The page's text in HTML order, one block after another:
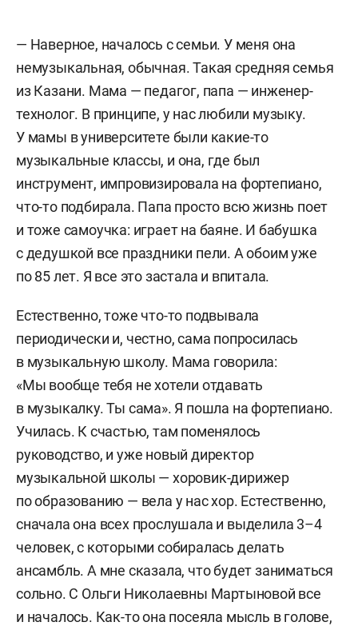
— Наверное, началось с семьи. У меня она
немузыкальная, обычная. Такая средняя семья
из Казани. Мама — педагог, папа — инженер-
технолог. В принципе, у нас любили музыку.
У мамы в университете были какие-то
музыкальные классы, и она, где был
инструмент, импровизировала на фортепиано,
что-то подбирала. Папа просто всю жизнь поет
и тоже самоучка: играет на баяне. И бабушка
с дедушкой все праздники пели. А обоим уже
по 85 лет. Я все это застала и впитала.
Естественно, тоже что-то подвывала
периодически и, честно, сама попросилась
в музыкальную школу. Мама говорила:
«Мы вообще тебя не хотели отдавать
в музыкалку. Ты сама». Я пошла на фортепиано.
Училась. К счастью, там поменялось
руководство, и уже новый директор
музыкальной школы — хоровик-дирижер
по образованию — вела у нас хор. Естественно,
сначала она всех прослушала и выделила 3–4
человек, с которыми собиралась делать
ансамбль. А мне сказала, что будет заниматься
сольно. С Ольги Николаевны Мартыновой все
и началось. Как-то она посеяла мысль в голове,